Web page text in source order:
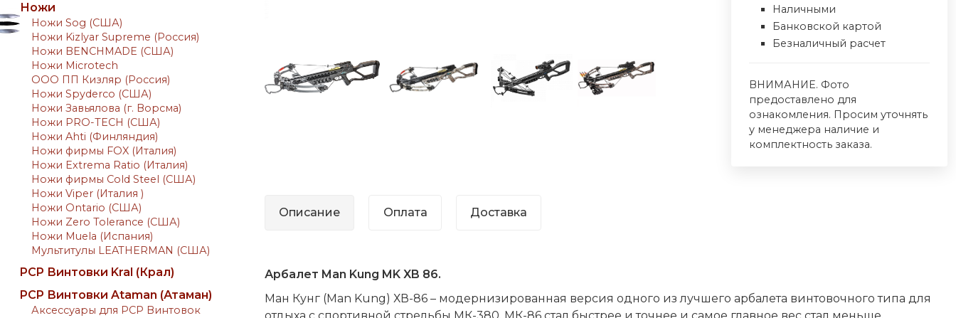
Ножи
Ножи Sog (США)
Ножи Kizlyar Supreme (Россия)
Ножи BENCHMADE (США)
Ножи Microtech
ООО ПП Кизляр (Россия)
Ножи Spyderco (США)
Ножи Завьялова (г. Ворсма)
Ножи PRO-TECH (США)
Ножи Ahti (Финляндия)
Ножи фирмы FOX (Италия)
Ножи Extrema Ratio (Италия)
Ножи фирмы Cold Steel (США)
Ножи Viper (Италия )
Ножи Ontario (США)
Ножи Zero Tolerance (США)
Ножи Muela (Испания)
Мультитулы LEATHERMAN (США)
PCP Винтовки Kral (Крал)
PCP Винтовки Ataman (Атаман)
Аксессуары для PCP Винтовок
Наличными
Банковской картой
Безналичный расчет
ВНИМАНИЕ. Фото
предоставлено для
ознакомления. Просим уточнять
у менеджера наличие и
комплектность заказа.
Описание Оплата Доставка
Арбалет Man Kung MK XB 86.
Ман Кунг (Man Kung) ХВ-86 – модернизированная версия одного из лучшего арбалета винтовочного типа для